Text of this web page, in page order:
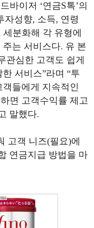
바이저 ‘연금S톡’의
자성향, 소득, 연령
분화해 각 유형에
는 서비스다. 유 본
관심한 고객도 쉽게
서비스”라며 “투
들에게 지속적인
면 고객수익률 제고
말했다.
고객 니즈(필요)에
연금지급 방법을 마